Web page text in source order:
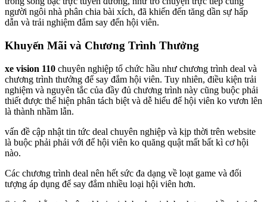
người ngôi nhà phân chia bài xích, đã khiến đến tăng dần sự hấp
dẫn và trải nghiệm đắm say đến hội viên.
Khuyến Mãi và Chương Trình Thưởng
xe vision 110 chuyên nghiệp tổ chức hầu như chương trình deal và
chương trình thưởng để say đắm hội viên. Tuy nhiên, điều kiện trải
nghiệm và nguyên tắc của đầy đủ chương trình này cũng buộc phải
thiết được thể hiện phân tách biệt và dễ hiểu để hội viên ko vươn lên
là thành nhầm lẫn.
vấn đề cập nhật tin tức deal chuyên nghiệp và kịp thời trên website
là buộc phải phải với để hội viên ko quăng quật mất bất kì cơ hội
nào.
Các chương trình deal nên hết sức đa dạng về loạt game và đối
tượng áp dụng để say đắm nhiều loại hội viên hơn.